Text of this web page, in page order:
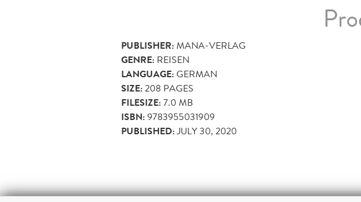
PUBLISHER:MANA-VERLAG
GENRE: REISEN
LANGUAGE:GERMAN
SIZE:208 PAGES
FILESIZE:7.0 MB
ISBN:9783955031909
PUBLISHED:JULY 30, 2020